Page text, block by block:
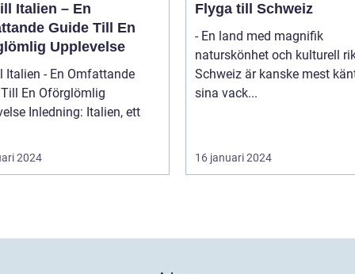
Italien – En
Guide Till En
Upplevelse
Italien - En Omfattande
En Oförglömlig
Italien, ett
2024
Flyga till Schweiz
- En land med magnifik
naturskönhet och kulturell
Schweiz är kanske mest
sina vack...
16 januari 2024